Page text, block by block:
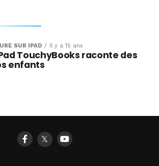
SUR IPAD Il y a 15 ans
TouchyBooks raconte des
enfants
𝕏